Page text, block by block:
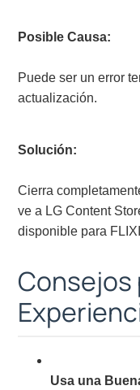
Posible Causa:
Puede ser un error
actualización.
Solución:
Cierra
ve a LG Content
disponible para
Consejos
Usa una